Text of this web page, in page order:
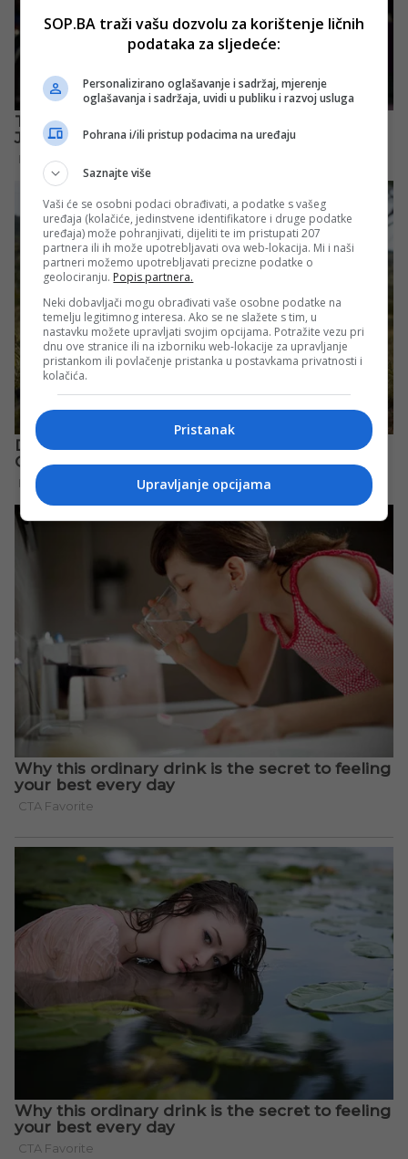
SOP.BA traži vašu dozvolu za korištenje ličnih
podataka za sljedeće:
Personalizirano oglašavanje i sadržaj, mjerenje
oglašavanja i sadržaja, uvidi u publiku i razvoj usluga
Pohrana i/ili pristup podacima na uređaju
Saznajte više
Vaši će se osobni podaci obrađivati, a podatke s vašeg
uređaja (kolačiće, jedinstvene identifikatore i druge podatke
uređaja) može pohranjivati, dijeliti te im pristupati 207
partnera ili ih može upotrebljavati ova web-lokacija. Mi i naši
partneri možemo upotrebljavati precizne podatke o
geolociranju. Popis partnera.
Neki dobavljači mogu obrađivati vaše osobne podatke na
temelju legitimnog interesa. Ako se ne slažete s tim, u
nastavku možete upravljati svojim opcijama. Potražite vezu pri
dnu ove stranice ili na izborniku web-lokacije za upravljanje
pristankom ili povlačenje pristanka u postavkama privatnosti i
kolačića.
Pristanak
Upravljanje opcijama